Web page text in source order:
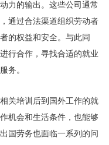
力的输出。这些公司通常
通过合法渠道组织劳动者
的权益和安全。与此同
行合作，寻找合适的就业
务。
关培训后到国外工作的就
机会和生活条件，也能够
国劳务也面临一系列的问